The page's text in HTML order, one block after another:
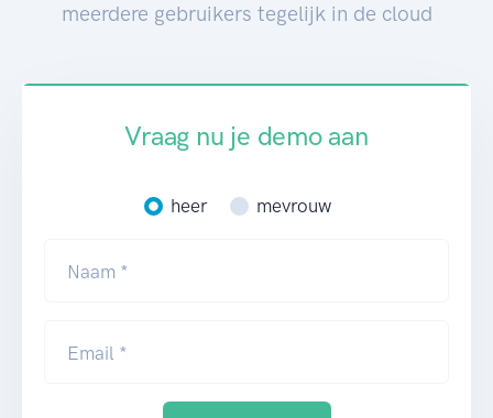
meerdere gebruikers tegelijk in de cloud
Vraag nu je demo aan
heer mevrouw
Naam *
Email *